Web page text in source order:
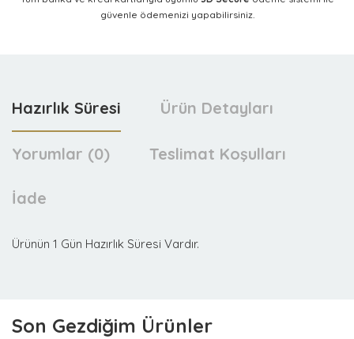
güvenle ödemenizi yapabilirsiniz.
Hazırlık Süresi Ürün Detayları
Yorumlar (0) Teslimat Koşulları
İade
Ürünün 1 Gün Hazırlık Süresi Vardır.
Son Gezdiğim Ürünler